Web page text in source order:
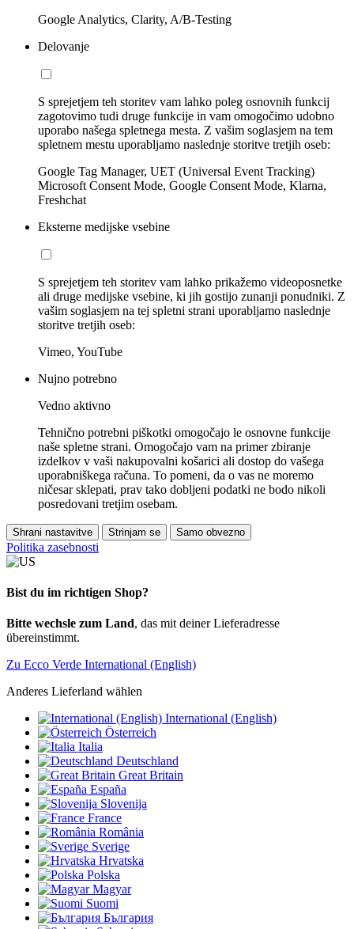
Google Analytics, Clarity, A/B-Testing
Delovanje
S sprejetjem teh storitev vam lahko poleg osnovnih funkcij
zagotovimo tudi druge funkcije in vam omogočimo udobno
uporabo našega spletnega mesta. Z vašim soglasjem na tem
spletnem mestu uporabljamo naslednje storitve tretjih oseb:
Google Tag Manager, UET (Universal Event Tracking)
Microsoft Consent Mode, Google Consent Mode, Klarna,
Freshchat
Eksterne medijske vsebine
S sprejetjem teh storitev vam lahko prikažemo videoposnetke
ali druge medijske vsebine, ki jih gostijo zunanji ponudniki. Z
vašim soglasjem na tej spletni strani uporabljamo naslednje
storitve tretjih oseb:
Vimeo, YouTube
Nujno potrebno
Vedno aktivno
Tehnično potrebni piškotki omogočajo le osnovne funkcije
naše spletne strani. Omogočajo vam na primer zbiranje
izdelkov v vaši nakupovalni košarici ali dostop do vašega
uporabniškega računa. To pomeni, da o vas ne moremo
ničesar sklepati, prav tako dobljeni podatki ne bodo nikoli
posredovani tretjim osebam.
Shrani nastavitve Strinjam se Samo obvezno
Politika zasebnosti
Bist du im richtigen Shop?
Bitte wechsle zum Land, das mit deiner Lieferadresse
übereinstimmt.
Zu Ecco Verde International (English)
Anderes Lieferland wählen
International (English)
Österreich
Italia
Deutschland
Great Britain
España
Slovenija
France
România
Sverige
Hrvatska
Polska
Magyar
Suomi
България